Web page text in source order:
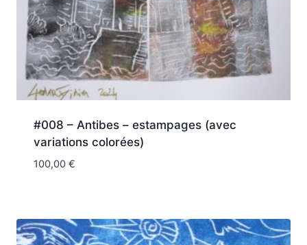
#008 – Antibes – estampages (avec
variations colorées)
100,00 €